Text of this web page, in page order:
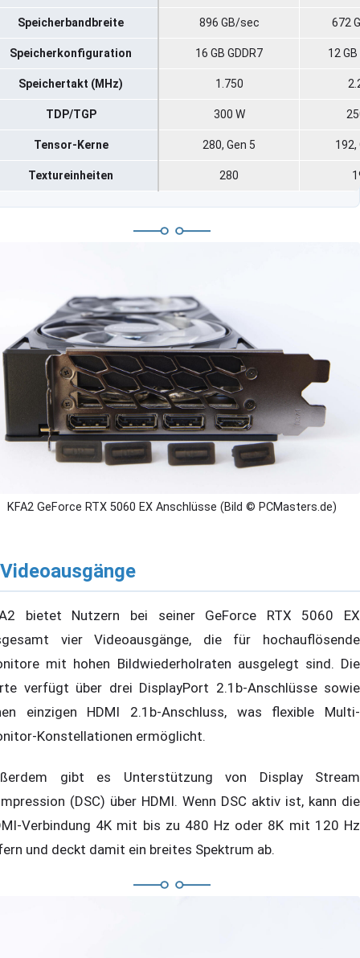
Speicherbandbreite 896 GB/sec 672
Speicherkonfiguration 16 GB GDDR7 12 GB
Speichertakt (MHz) 1.750
TDP/TGP 300 W
Tensor-Kerne 280, Gen 5 192,
Textureinheiten 280
KFA2 GeForce RTX 5060 EX Anschlüsse (Bild © PCMasters.de)
bietet Nutzern bei seiner GeForce RTX 5060 EX
vier Videoausgänge, die für hochauflösende
mit hohen Bildwiederholraten ausgelegt sind. Die
verfügt über drei DisplayPort 2.1b-Anschlüsse sowie
einzigen HDMI 2.1b-Anschluss, was flexible Multi-
Konstellationen ermöglicht.
gibt es Unterstützung von Display Stream
(DSC) über HDMI. Wenn DSC aktiv ist, kann die
Verbindung 4K mit bis zu 480 Hz oder 8K mit 120 Hz
und deckt damit ein breites Spektrum ab.